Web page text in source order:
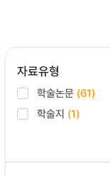
자료유형
학술논문 (61)
학술지 (1)